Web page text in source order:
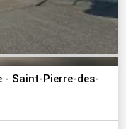
- Saint-Pierre-des-